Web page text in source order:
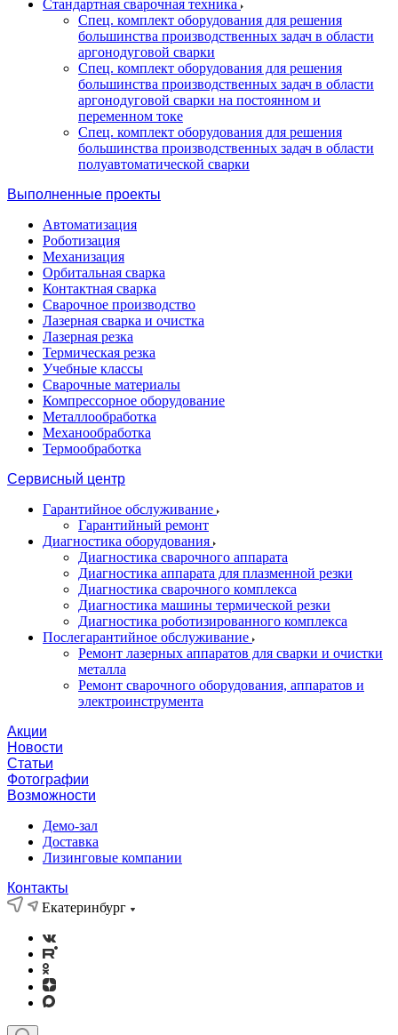
Стандартная сварочная техника
Спец. комплект оборудования для решения
большинства производственных задач в области
аргонодуговой сварки
Спец. комплект оборудования для решения
большинства производственных задач в области
аргонодуговой сварки на постоянном и
переменном токе
Спец. комплект оборудования для решения
большинства производственных задач в области
полуавтоматической сварки
Выполненные проекты
Автоматизация
Роботизация
Механизация
Орбитальная сварка
Контактная сварка
Сварочное производство
Лазерная сварка и очистка
Лазерная резка
Термическая резка
Учебные классы
Сварочные материалы
Компрессорное оборудование
Металлообработка
Механообработка
Термообработка
Сервисный центр
Гарантийное обслуживание
Гарантийный ремонт
Диагностика оборудования
Диагностика сварочного аппарата
Диагностика аппарата для плазменной резки
Диагностика сварочного комплекса
Диагностика машины термической резки
Диагностика роботизированного комплекса
Послегарантийное обслуживание
Ремонт лазерных аппаратов для сварки и очистки
металла
Ремонт сварочного оборудования, аппаратов и
электроинструмента
Акции
Новости
Статьи
Фотографии
Возможности
Демо-зал
Доставка
Лизинговые компании
Контакты
Екатеринбург